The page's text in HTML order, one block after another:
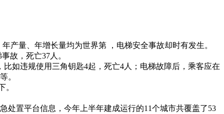
量、年增长量均为世界第 ，电梯安全事故却时有发生。
故，死亡37人。
如违规使用三角钥匙4起，死亡4人；电梯故障后，乘客应在
。
。
置平台信息，今年上半年建成运行的11个城市共覆盖了53